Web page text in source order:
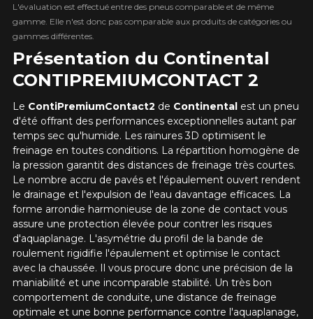
RABAIS10
PRODUITS SÉLECTIONNÉS.
MINIMUM DE 500$ AVANT TAXES.
PLUS D'INFO
Présentation du Continental
CONTIPREMIUMCONTACT 2
Le ContiPremiumContact2 de Continentalest un pneu
d'été offrant des performances exceptionnelles autant par
temps sec qu'humide. Les rainures 3D optimisent le
freinage en toutes conditions. La répartition homogène de
la pression garantit des distances de freinage très courtes.
Le nombre accru de pavés et l'épaulement ouvert rendent
le drainage et l'expulsion de l'eau davantage efficaces. La
forme arrondie harmonieuse de la zone de contact vous
assure une protection élevée pour contrer les risques
d'aquaplanage. L'asymétrie du profil de la bande de
roulement rigidifie l'épaulement et optimise le contact
avec la chaussée. Il vous procure donc une précision de la
maniabilité et une incomparable stabilité. Un très bon
comportement de conduite, une distance de freinage
optimale et une bonne performance contre l'aquaplanage,
L'évaluation est effectué entre des pneus comparable et de même
gamme. Elle n'est donc pas comparable aux produits de catégories ou
gammes différentes.
Votre avis
Note
Commentaire
Envoyer
Annuler
Malheureusement, aucun résultat ne
recherche n'est disponible en ligne
présentement. Nous aimerions vous
aider à trouver le produit qu'il vous faut.
N'hésitez pas à contacter notre service
à la clientèle, qui se fera un plaisir de
rechercher des options pour votre
configuration.
1-866-220-8025
*Attention cette dimension représente une possibilité
d'équipement pour votre véhicule, vous devez vérifier
l'exactitude de l'information sur votre véhicule directement
avant de commander.